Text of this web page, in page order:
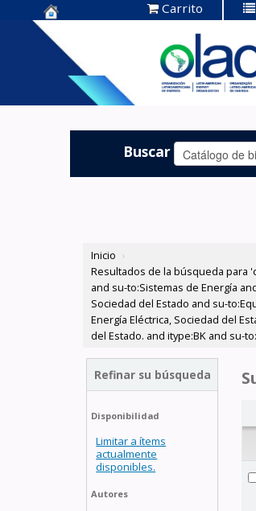
Centro de
Documentación
OLADE -
Carrito
Buscar
Inicio ›
Resultados de la búsqueda para
and su-to:Sistemas de Energía
Sociedad del Estado and su-
Energía Eléctrica, Sociedad del
del Estado. and itype:BK and su-
Refinar su búsqueda
Disponibilidad
Limitar a ítems
actualmente
disponibles.
Autores